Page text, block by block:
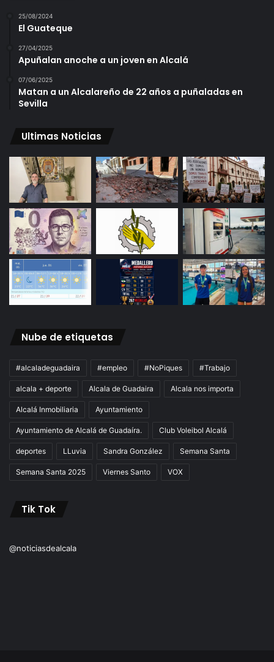
25/08/2024
El Guateque
27/04/2025
Apuñalan anoche a un joven en Alcalá
07/06/2025
Matan a un Alcalareño de 22 años a puñaladas en
Sevilla
Ultimas Noticias
Nube de etiquetas
#alcaladeguadaira #empleo #NoPiques #Trabajo
alcala + deporte Alcala de Guadaira Alcala nos importa
Alcalá Inmobiliaria Ayuntamiento
Ayuntamiento de Alcalá de Guadaíra. Club Voleibol Alcalá
deportes LLuvia Sandra González Semana Santa
Semana Santa 2025 Viernes Santo VOX
Tik Tok
@noticiasdealcala